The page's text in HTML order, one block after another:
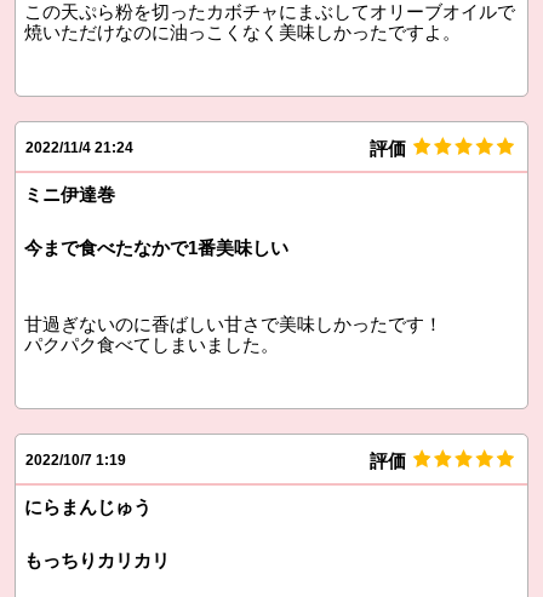
この天ぷら粉を切ったカボチャにまぶしてオリーブオイルで
焼いただけなのに油っこくなく美味しかったですよ。
2022/11/4 21:24 評価
ミニ伊達巻
今まで食べたなかで1番美味しい
甘過ぎないのに香ばしい甘さで美味しかったです！
パクパク食べてしまいました。
2022/10/7 1:19 評価
にらまんじゅう
もっちりカリカリ